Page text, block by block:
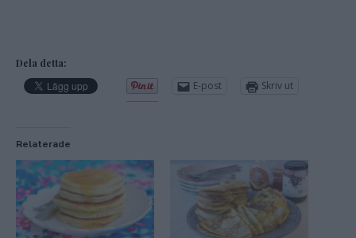
Dela detta:
E-post Skriv ut
Relaterade